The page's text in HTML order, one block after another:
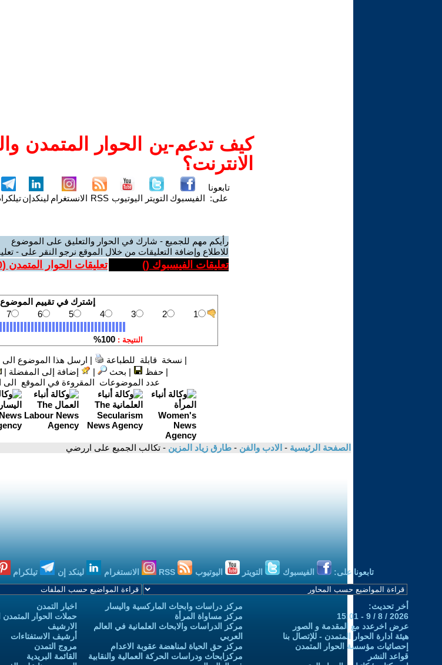
كيف تدعم-ين الحوار المتمدن
الانترنت؟
تابعونا
على: الفيسبوك التويتر اليوتيوب RSS الانستغرام لينكدإن
رأيكم مهم للجميع - شارك في الحوار والتعليق على الموضوع
للاطلاع وإضافة التعليقات من خلال الموقع نرجو النقر على -
تعليقات الفيسبوك () تعليقات الحوار المتمدن (
| نسخة قابلة للطباعة | ارسل هذا الموضوع
|حفظ | بحث | إضافة إلى المفضلة |
عدد الموضوعات المقروءة في الموقع الى
الصفحة الرئيسية - الادب والفن - طارق زياد المزين - تكالب الجميع على اررضي
تابعونا على: الفيسبوك التويتر اليوتيوب الانستغرام لينكد إن تيلكرام
أخر تحديث:
2026 / 8 / 9 - 15:01
عرض اخرعدد مع المقدمة و الصور
هيئة ادارة الحوار المتمدن - للإتصال بنا
إحصائيات مؤسسة الحوار المتمدن
قواعد النشر
مركز دراسات وابحاث الماركسية واليسار
مركز مساواة المرأة
مركز الدراسات والابحاث العلمانية في العالم
العربي
مركز حق الحياة لمناهضة عقوبة الاعدام
مركزابحاث ودراسات الحركة العمالية والنقابية
اخبار التمدن
حملات الحوار المتمدن
الارشيف
أرشيف الاستفتاءات
مروج التمدن
القائمة البريدية